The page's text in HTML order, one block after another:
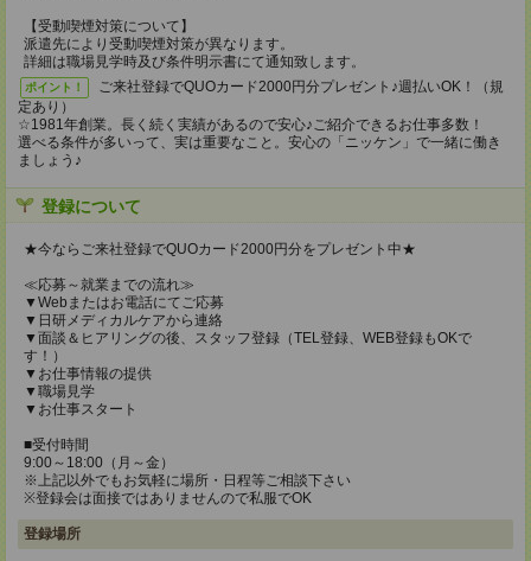
【受動喫煙対策について】
派遣先により受動喫煙対策が異なります。
詳細は職場見学時及び条件明示書にて通知致します。
ポイント！
ご来社登録でQUOカード2000円分プレゼント♪週払いOK！（規
定あり）
☆1981年創業。長く続く実績があるので安心♪ご紹介できるお仕事多数！
選べる条件が多いって、実は重要なこと。安心の「ニッケン」で一緒に働き
ましょう♪
登録について
★今ならご来社登録でQUOカード2000円分をプレゼント中★
≪応募～就業までの流れ≫
▼Webまたはお電話にてご応募
▼日研メディカルケアから連絡
▼面談＆ヒアリングの後、スタッフ登録（TEL登録、WEB登録もOKで
す！）
▼お仕事情報の提供
▼職場見学
▼お仕事スタート
■受付時間
9:00～18:00（月～金）
※上記以外でもお気軽に場所・日程等ご相談下さい
※登録会は面接ではありませんので私服でOK
登録場所